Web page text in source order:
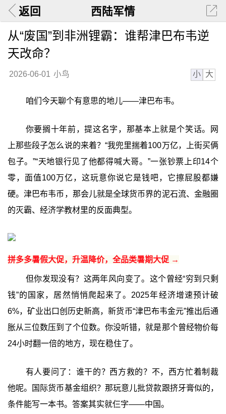
返回 西陆军情
从“废国”到非洲锂霸：谁帮津巴布韦逆
天改命？
2026-06-01 小鸟 小 大
咱们今天聊个有意思的地儿——津巴布韦。
你要搁十年前，提这名字，那基本上就是个笑话。网
上那些段子怎么说的来着？“我兜里揣着100万亿，上街买俩
包子。”“天地银行见了他都得喊大哥。”一张钞票上印14个
零，面值100万亿，这玩意你说它是钱吧，它擦屁股都嫌
硬。津巴布韦币，那会儿就是全球货币界的泥石流、金融圈
的灭霸、经济学教材里的反面典型。
拼多多暑假大促，升温降价，全品类暑期大促 →
但你发现没有？这两年风向变了。这个曾经“穷到只剩
钱”的国家，居然悄悄爬起来了。2025年经济增速预计破
6%，矿业出口创历史新高，新货币“津巴布韦金元”推出后通
胀从三位数压到了个位数。你没听错，就是那个曾经物价每
24小时翻一倍的地方，现在稳住了。
有人要问了：谁干的？西方救的？不，西方忙着制裁
他呢。国际货币基金组织？那玩意儿批贷款跟挤牙膏似的，
条件能写一本书。答案其实就仨字——中国。